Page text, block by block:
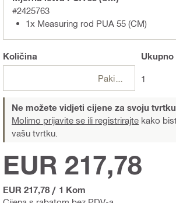
#2425763
1x Measuring rod PUA 55 (CM)
Količina Ukupno
1
Ne možete vidjeti cijene za svoju tvrtku
Molimo prijavite se ili registrirajte kako
vašu tvrtku.
EUR 217,78
EUR 217,78 / 1 Kom